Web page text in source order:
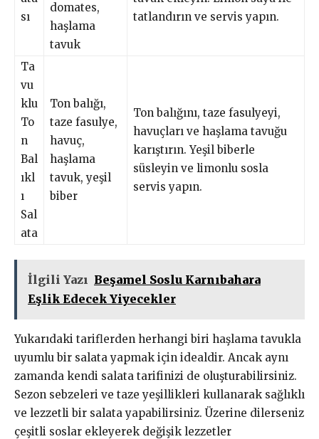
sı
domates,
haşlama
tavuk
tatlandırın ve servis yapın.
Ta
vu
klu
To
n
Bal
ıkl
ı
Sal
ata
Ton balığı,
taze fasulye,
havuç,
haşlama
tavuk, yeşil
biber
Ton balığını, taze fasulyeyi,
havuçları ve haşlama tavuğu
karıştırın. Yeşil biberle
süsleyin ve limonlu sosla
servis yapın.
İlgili Yazı Beşamel Soslu Karnıbahara
Eşlik Edecek Yiyecekler
Yukarıdaki tariflerden herhangi biri haşlama tavukla
uyumlu bir salata yapmak için idealdir. Ancak aynı
zamanda kendi salata tarifinizi de oluşturabilirsiniz.
Sezon sebzeleri ve taze yeşillikleri kullanarak sağlıklı
ve lezzetli bir salata yapabilirsiniz. Üzerine dilerseniz
çeşitli soslar ekleyerek değişik lezzetler